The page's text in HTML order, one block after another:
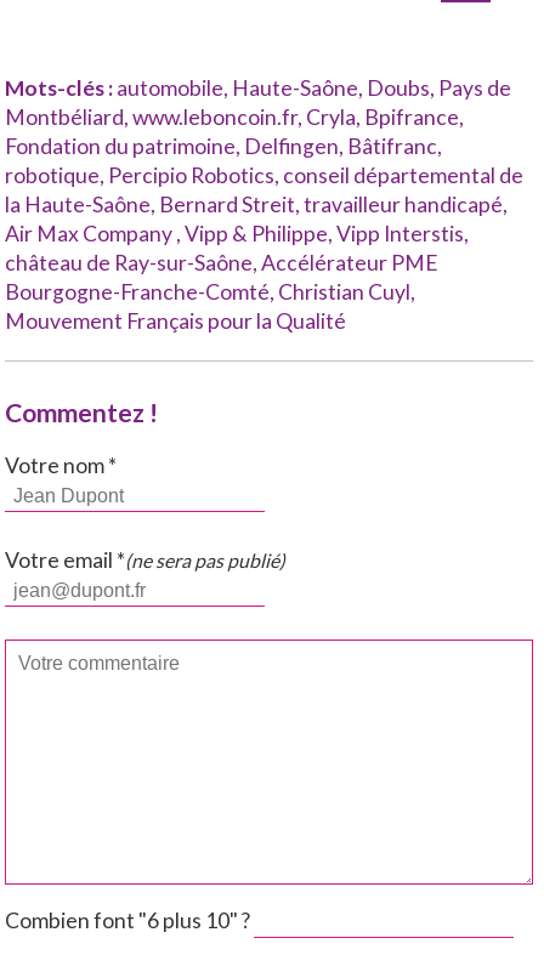
Mots-clés :automobile, Haute-Saône, Doubs, Pays de
Montbéliard,www.leboncoin.fr, Cryla, Bpifrance,
Fondation du patrimoine, Delfingen, Bâtifranc,
robotique, Percipio Robotics, conseil départemental de
la Haute-Saône, Bernard Streit,travailleur handicapé,
Air Max Company,Vipp & Philippe,Vipp Interstis,
château de Ray-sur-Saône,Accélérateur PME
Bourgogne-Franche-Comté, Christian Cuyl,
Mouvement Français pour la Qualité
Commentez !
Votre nom *
Votre email *(ne sera pas publié)
Combien font "6 plus 10" ?